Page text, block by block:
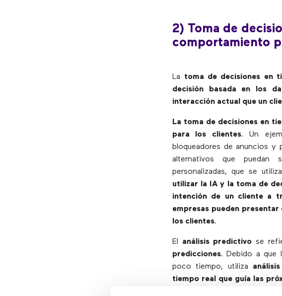
2) Toma de
comportamiento
La toma de decisiones en
decisión basada en los
interacción actual que un
La toma de decisiones en
para los clientes. Un
bloqueadores de anuncios y
alternativos que puedan
personalizadas, que se
utilizar la IA y la toma de
intención de un cliente a
empresas pueden
los clientes.
El análisis predictivose
predicciones. Debido a que
poco tiempo, utiliza
tiempo real que guía las